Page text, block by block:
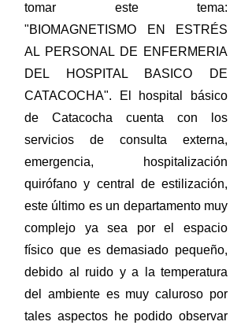
tomar este tema:
"BIOMAGNETISMO EN ESTRÉS
AL PERSONAL DE ENFERMERIA
DEL HOSPITAL BASICO DE
CATACOCHA". El hospital básico
de Catacocha cuenta con los
servicios de consulta externa,
emergencia, hospitalización
quirófano y central de estilización,
este último es un departamento muy
complejo ya sea por el espacio
físico que es demasiado pequeño,
debido al ruido y a la temperatura
del ambiente es muy caluroso por
tales aspectos he podido observar